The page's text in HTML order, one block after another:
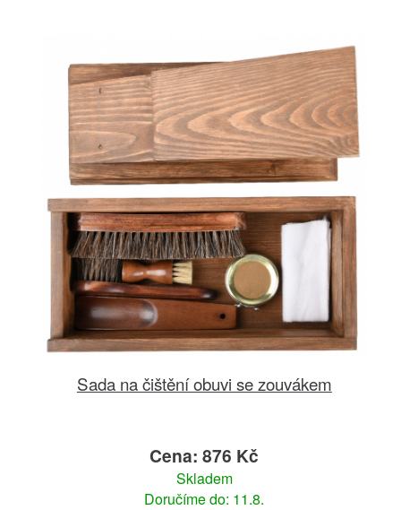
Sada na čištění obuvi se zouvákem
Cena: 876 Kč
Skladem
Doručíme do: 11.8.